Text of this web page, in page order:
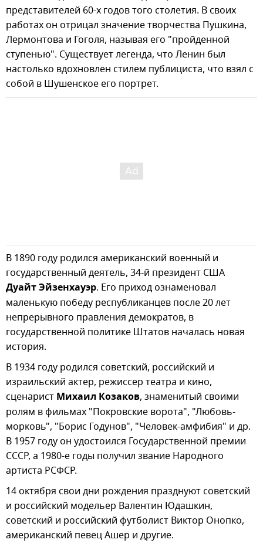
представителей 60-х годов того столетия. В своих
работах он отрицал значение творчества Пушкина,
Лермонтова и Гоголя, называя его "пройденной
ступенью". Существует легенда, что Ленин был
настолько вдохновлен стилем публициста, что взял с
собой в Шушенское его портрет.
В 1890 году родился американский военный и
государственный деятель, 34-й президент США
Дуайт Эйзенхауэр. Его приход ознаменовал
маленькую победу республиканцев после 20 лет
непрерывного правления демократов, в
государственной политике Штатов началась новая
история.
В 1934 году родился советский, российский и
израильский актер, режиссер театра и кино,
сценарист Михаил Козаков, знаменитый своими
ролям в фильмах "Покровские ворота", "Любовь-
морковь", "Борис Годунов", "Человек-амфибия" и др.
В 1957 году он удостоился Государственной премии
СССР, а 1980-е годы получил звание Народного
артиста РСФСР.
14 октября свои дни рождения празднуют советский
и российский модельер Валентин Юдашкин,
советский и российский футболист Виктор Онопко,
американский певец Ашер и другие.